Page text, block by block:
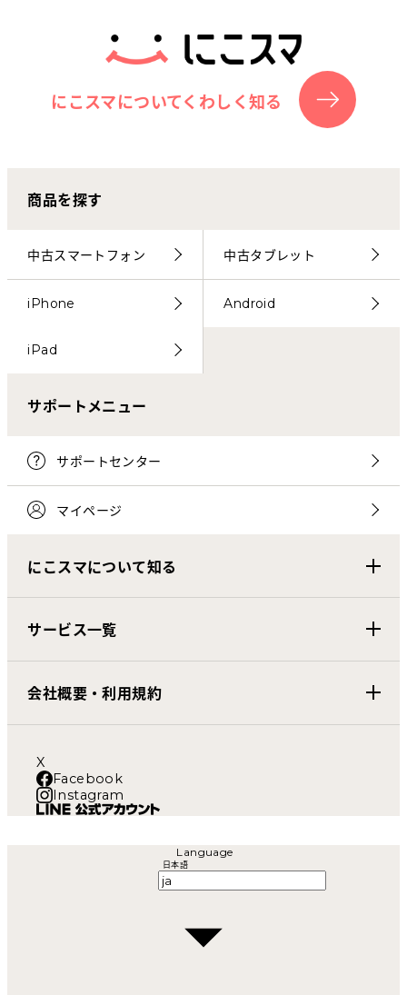
にこスマについてくわしく知る
商品を探す
中古スマートフォン 中古タブレット
iPhone Android
iPad
サポートメニュー
サポートセンター
マイページ
にこスマについて知る
サービス一覧
会社概要・利用規約
X
Facebook
Instagram
Language
日本語